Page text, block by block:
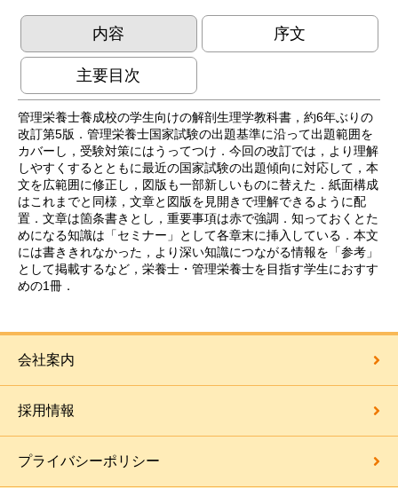
内容 序文
主要目次
管理栄養士養成校の学生向けの解剖生理学教科書，約6年ぶりの
改訂第5版．管理栄養士国家試験の出題基準に沿って出題範囲を
カバーし，受験対策にはうってつけ．今回の改訂では，より理解
しやすくするとともに最近の国家試験の出題傾向に対応して，本
文を広範囲に修正し，図版も一部新しいものに替えた．紙面構成
はこれまでと同様，文章と図版を見開きで理解できるように配
置．文章は箇条書きとし，重要事項は赤で強調．知っておくとた
めになる知識は「セミナー」として各章末に挿入している．本文
には書ききれなかった，より深い知識につながる情報を「参考」
として掲載するなど，栄養士・管理栄養士を目指す学生におすす
めの1冊．
会社案内
採用情報
プライバシーポリシー